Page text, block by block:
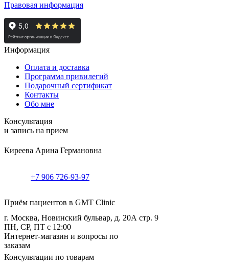
Правовая информация
Информация
Оплата и доставка
Программа привилегий
Подарочный сертификат
Контакты
Обо мне
Консультация
и запись на прием
Киреева Арина Германовна
+7 906 726-93-97
Приём пациентов в GMT Clinic
г. Москва, Новинский бульвар, д. 20А стр. 9
ПН, СР, ПТ с 12:00
Интернет-магазин и вопросы по
заказам
Консультации по товарам